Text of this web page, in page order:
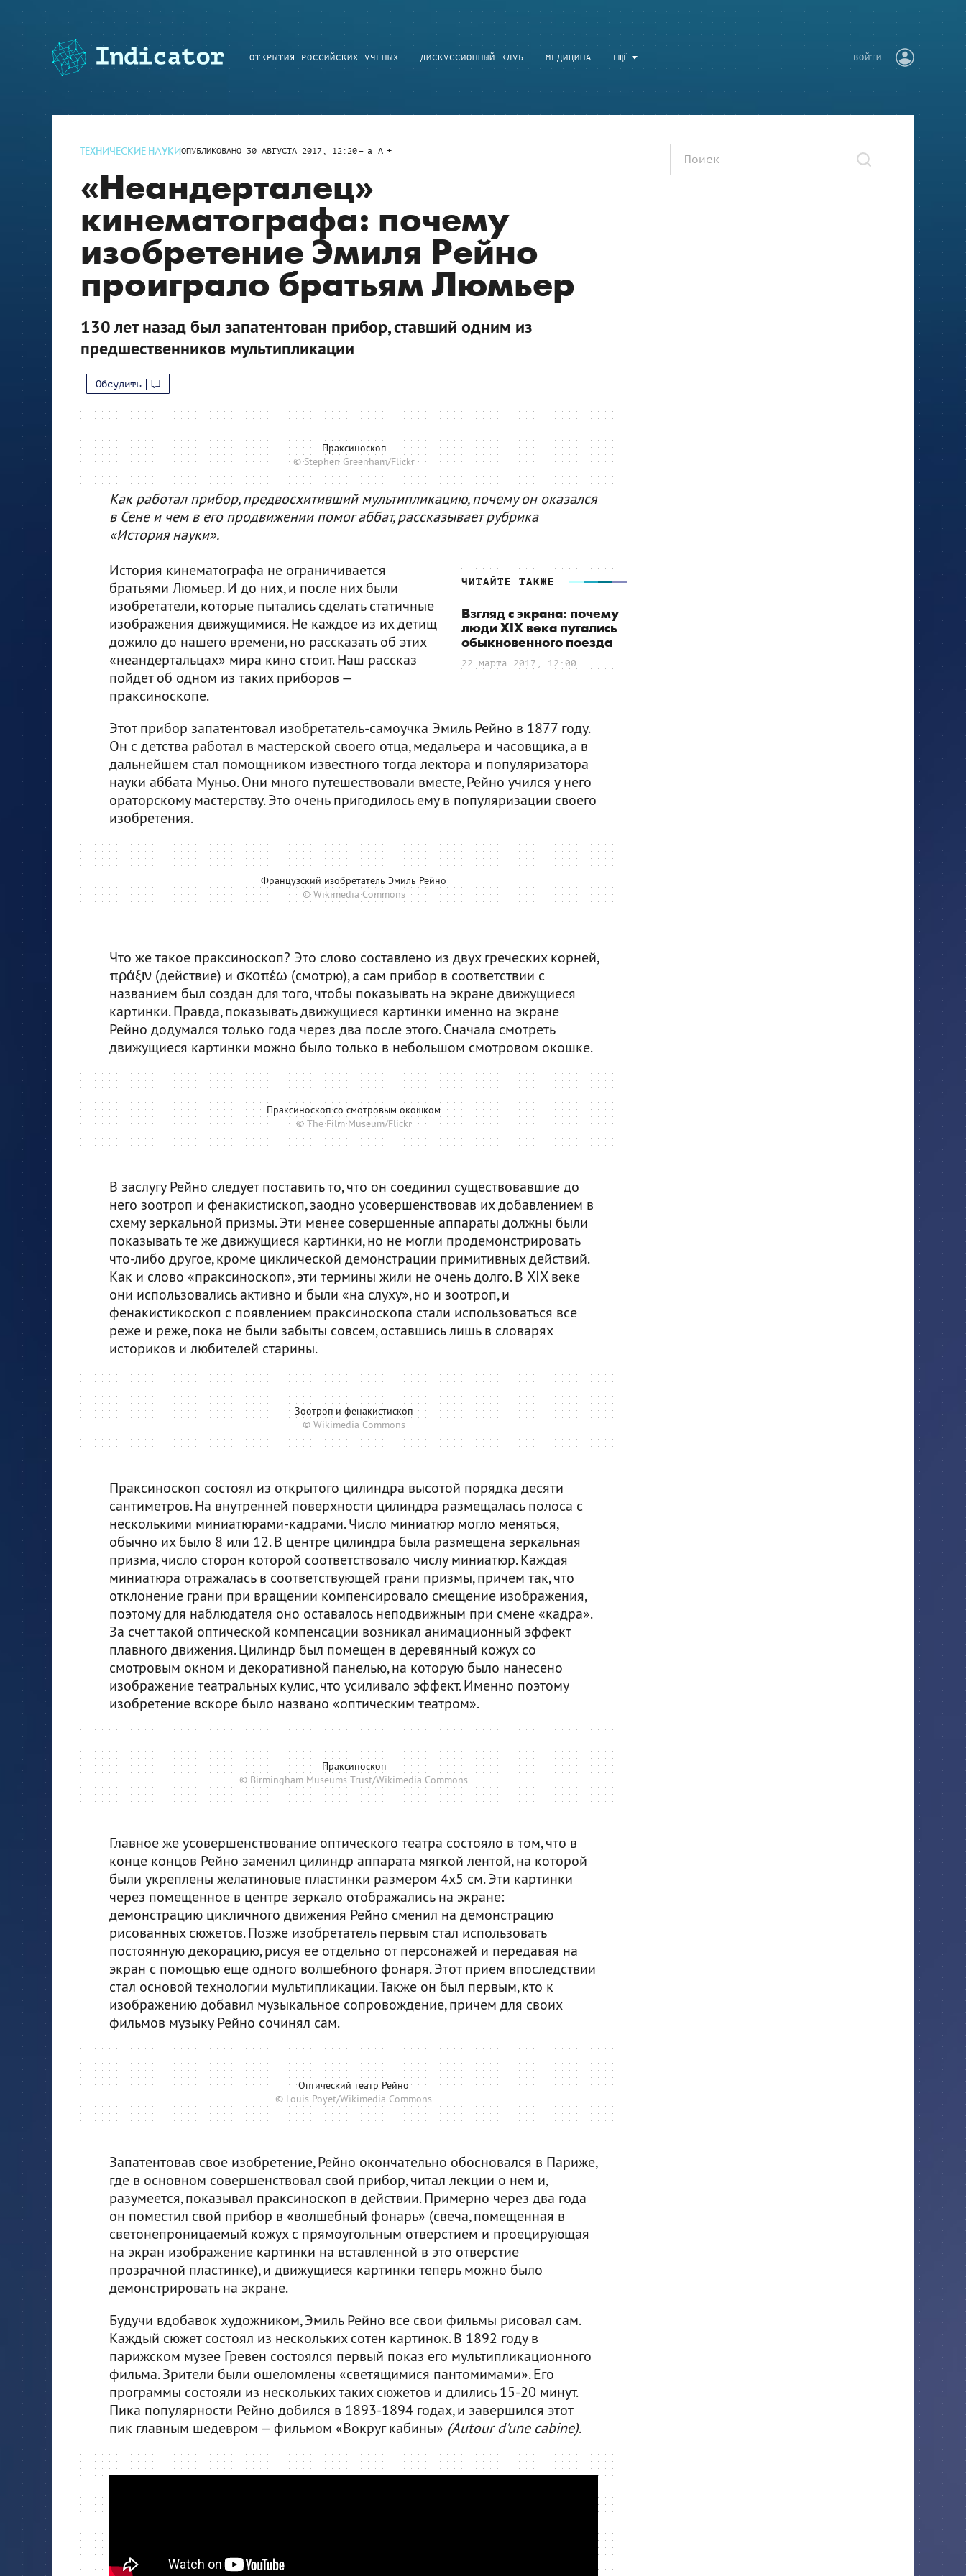
ЕЩЁ
ОТКРЫТИЯ РОССИЙСКИХ УЧЕНЫХ ДИСКУССИОННЫЙ КЛУБ МЕДИЦИНА ВОЙТИ
ТЕХНИЧЕСКИЕ НАУКИОПУБЛИКОВАНО 30 АВГУСТА 2017, 12:20 a A
«Неандерталец»
кинематографа: почему
изобретение Эмиля Рейно
проиграло братьям Люмьер
130 лет назад был запатентован прибор, ставший одним из
предшественников мультипликации
Обсудить
Праксиноскоп
© Stephen Greenham/Flickr
Как работал прибор, предвосхитивший мультипликацию, почему он оказался
в Сене и чем в его продвижении помог аббат, рассказывает рубрика
«История науки».
ЧИТАЙТЕ ТАКЖЕ
Взгляд с экрана: почему
люди XIX века пугались
обыкновенного поезда
22 марта 2017, 12:00
История кинематографа не ограничивается
братьями Люмьер. И до них, и после них были
изобретатели, которые пытались сделать статичные
изображения движущимися. Не каждое из их детищ
дожило до нашего времени, но рассказать об этих
«неандертальцах» мира кино стоит. Наш рассказ
пойдет об одном из таких приборов —
праксиноскопе.
Этот прибор запатентовал изобретатель-самоучка Эмиль Рейно в 1877 году.
Он с детства работал в мастерской своего отца, медальера и часовщика, а в
дальнейшем стал помощником известного тогда лектора и популяризатора
науки аббата Муньо. Они много путешествовали вместе, Рейно учился у него
ораторскому мастерству. Это очень пригодилось ему в популяризации своего
изобретения.
Французский изобретатель Эмиль Рейно
© Wikimedia Commons
Что же такое праксиноскоп? Это слово составлено из двух греческих корней,
πράξιν (действие) и σκοπέω (смотрю), а сам прибор в соответствии с
названием был создан для того, чтобы показывать на экране движущиеся
картинки. Правда, показывать движущиеся картинки именно на экране
Рейно додумался только года через два после этого. Сначала смотреть
движущиеся картинки можно было только в небольшом смотровом окошке.
Праксиноскоп со смотровым окошком
© The Film Museum/Flickr
В заслугу Рейно следует поставить то, что он соединил существовавшие до
него зоотроп и фенакистископ, заодно усовершенствовав их добавлением в
схему зеркальной призмы. Эти менее совершенные аппараты должны были
показывать те же движущиеся картинки, но не могли продемонстрировать
что-либо другое, кроме циклической демонстрации примитивных действий.
Как и слово «праксиноскоп», эти термины жили не очень долго. В XIX веке
они использовались активно и были «на слуху», но и зоотроп, и
фенакистикоскоп с появлением праксиноскопа стали использоваться все
реже и реже, пока не были забыты совсем, оставшись лишь в словарях
историков и любителей старины.
Зоотроп и фенакистископ
© Wikimedia Commons
Праксиноскоп состоял из открытого цилиндра высотой порядка десяти
сантиметров. На внутренней поверхности цилиндра размещалась полоса с
несколькими миниатюрами-кадрами. Число миниатюр могло меняться,
обычно их было 8 или 12. В центре цилиндра была размещена зеркальная
призма, число сторон которой соответствовало числу миниатюр. Каждая
миниатюра отражалась в соответствующей грани призмы, причем так, что
отклонение грани при вращении компенсировало смещение изображения,
поэтому для наблюдателя оно оставалось неподвижным при смене «кадра».
За счет такой оптической компенсации возникал анимационный эффект
плавного движения. Цилиндр был помещен в деревянный кожух со
смотровым окном и декоративной панелью, на которую было нанесено
изображение театральных кулис, что усиливало эффект. Именно поэтому
изобретение вскоре было названо «оптическим театром».
Праксиноскоп
© Birmingham Museums Trust/Wikimedia Commons
Главное же усовершенствование оптического театра состояло в том, что в
конце концов Рейно заменил цилиндр аппарата мягкой лентой, на которой
были укреплены желатиновые пластинки размером 4х5 см. Эти картинки
через помещенное в центре зеркало отображались на экране:
демонстрацию цикличного движения Рейно сменил на демонстрацию
рисованных сюжетов. Позже изобретатель первым стал использовать
постоянную декорацию, рисуя ее отдельно от персонажей и передавая на
экран с помощью еще одного волшебного фонаря. Этот прием впоследствии
стал основой технологии мультипликации. Также он был первым, кто к
изображению добавил музыкальное сопровождение, причем для своих
фильмов музыку Рейно сочинял сам.
Оптический театр Рейно
© Louis Poyet/Wikimedia Commons
Запатентовав свое изобретение, Рейно окончательно обосновался в Париже,
где в основном совершенствовал свой прибор, читал лекции о нем и,
разумеется, показывал праксиноскоп в действии. Примерно через два года
он поместил свой прибор в «волшебный фонарь» (свеча, помещенная в
светонепроницаемый кожух с прямоугольным отверстием и проецирующая
на экран изображение картинки на вставленной в это отверстие
прозрачной пластинке), и движущиеся картинки теперь можно было
демонстрировать на экране.
Будучи вдобавок художником, Эмиль Рейно все свои фильмы рисовал сам.
Каждый сюжет состоял из нескольких сотен картинок. В 1892 году в
парижском музее Гревен состоялся первый показ его мультипликационного
фильма. Зрители были ошеломлены «светящимися пантомимами». Его
программы состояли из нескольких таких сюжетов и длились 15-20 минут.
Пика популярности Рейно добился в 1893-1894 годах, и завершился этот
пик главным шедевром — фильмом «Вокруг кабины» (Autour d'une cabine).